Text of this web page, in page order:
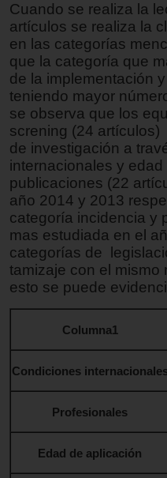
Cuando se realiza la
artículos se realiza la
en las categorías
que la categoría que
de la implementación
teniendo mayor
se observa que los
screning (24
de investigación a
internacionales y
publicaciones (22
año 2014 y 2013
categoría incidencia y
mas estudiada en el
categorías de
tamizaje con el mismo
esto se puede
Columna1
Condiciones
Profesionales
Edad de aplicación